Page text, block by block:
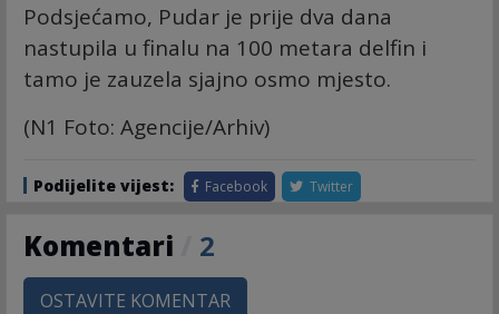
Podsjećamo, Pudar je prije dva dana
nastupila u finalu na 100 metara delfin i
tamo je zauzela sjajno osmo mjesto.
(N1 Foto: Agencije/Arhiv)
Podijelite vijest: Facebook Twitter
Komentari 2
OSTAVITE KOMENTAR